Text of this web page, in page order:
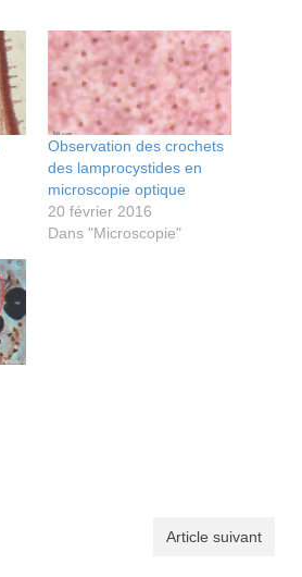
Observation des crochets
des lamprocystides en
microscopie optique
20 février 2016
Dans "Microscopie"
Article suivant